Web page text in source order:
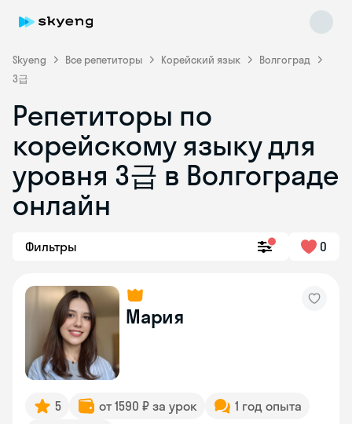
Skyeng Все репетиторы Корейский язык
Волгоград
3급
Репетиторы по
корейскому языку для
уровня 3급 в Волгограде
онлайн
Фильтры 0
Мария
5 от 1590 ₽ за урок
1 год опыта
Skyeng Chat
online